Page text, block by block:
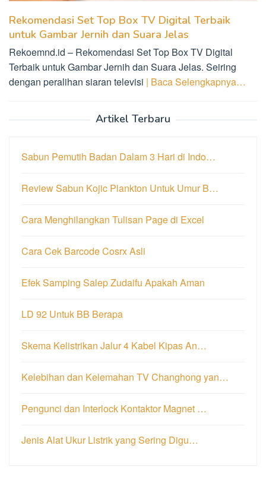
Rekomendasi Set Top Box TV Digital Terbaik
untuk Gambar Jernih dan Suara Jelas
Rekoemnd.id – Rekomendasi Set Top Box TV Digital
Terbaik untuk Gambar Jernih dan Suara Jelas. Seiring
dengan peralihan siaran televisi | Baca Selengkapnya…
Artikel Terbaru
Sabun Pemutih Badan Dalam 3 Hari di Indo…
Review Sabun Kojic Plankton Untuk Umur B…
Cara Menghilangkan Tulisan Page di Excel
Cara Cek Barcode Cosrx Asli
Efek Samping Salep Zudaifu Apakah Aman
LD 92 Untuk BB Berapa
Skema Kelistrikan Jalur 4 Kabel Kipas An…
Kelebihan dan Kelemahan TV Changhong yan…
Pengunci dan Interlock Kontaktor Magnet …
Jenis Alat Ukur Listrik yang Sering Digu…